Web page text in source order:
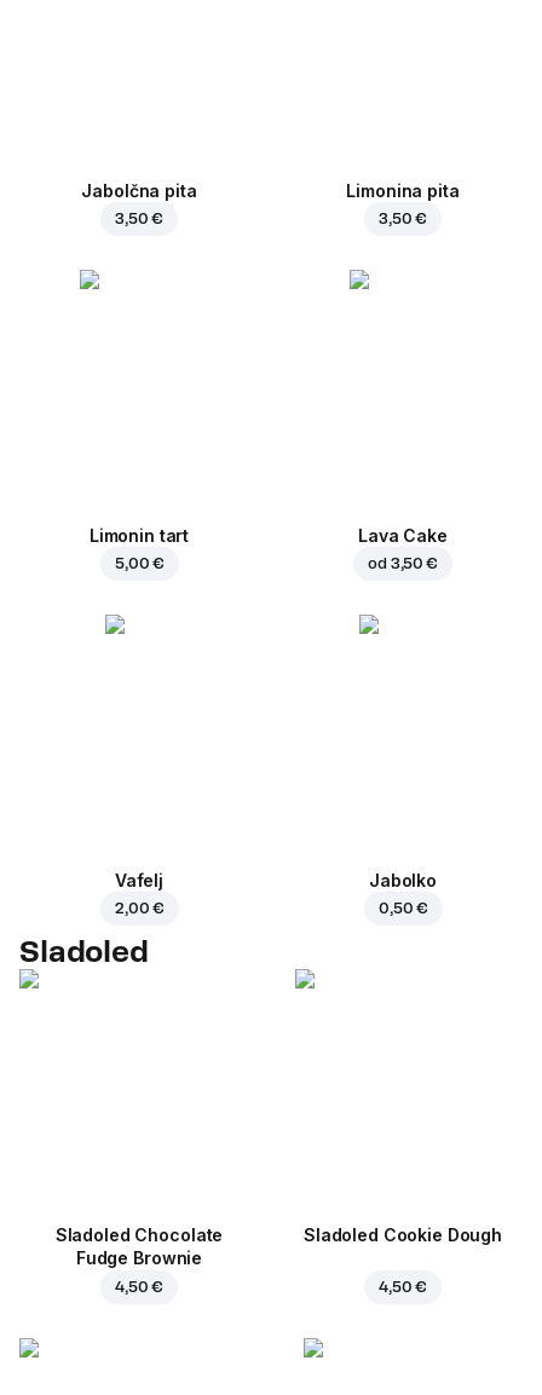
Jabolčna pita
3,50 €
Limonina pita
3,50 €
Limonin tart
5,00 €
Lava Cake
od 3,50 €
Vafelj
2,00 €
Jabolko
0,50 €
Sladoled
Sladoled Chocolate
Fudge Brownie
4,50 €
Sladoled Cookie Dough
4,50 €